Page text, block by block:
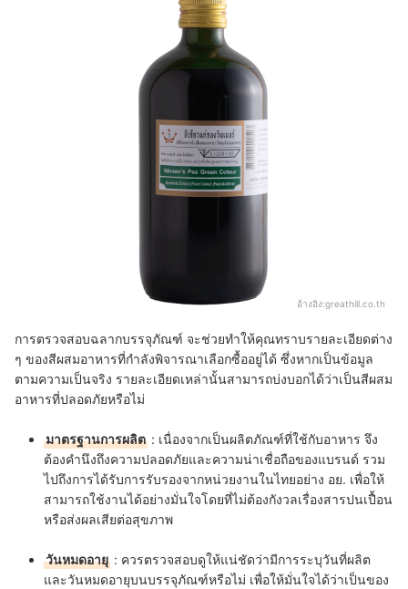
อ้างอิง:greathill.co.th
การตรวจสอบฉลากบรรจุภัณฑ์ จะช่วยทำให้คุณทราบรายละเอียดต่าง
ๆ ของสีผสมอาหารที่กำลังพิจารณาเลือกซื้ออยู่ได้ ซึ่งหากเป็นข้อมูล
ตามความเป็นจริง รายละเอียดเหล่านั้นสามารถบ่งบอกได้ว่าเป็นสีผสม
อาหารที่ปลอดภัยหรือไม่
มาตรฐานการผลิต : เนื่องจากเป็นผลิตภัณฑ์ที่ใช้กับอาหาร จึง
ต้องคำนึงถึงความปลอดภัยและความน่าเชื่อถือของแบรนด์ รวม
ไปถึงการได้รับการรับรองจากหน่วยงานในไทยอย่าง อย. เพื่อให้
สามารถใช้งานได้อย่างมั่นใจโดยที่ไม่ต้องกังวลเรื่องสารปนเปื้อน
หรือส่งผลเสียต่อสุขภาพ
วันหมดอายุ : ควรตรวจสอบดูให้แน่ชัดว่ามีการระบุวันที่ผลิต
และวันหมดอายุบนบรรจุภัณฑ์หรือไม่ เพื่อให้มั่นใจได้ว่าเป็นของ